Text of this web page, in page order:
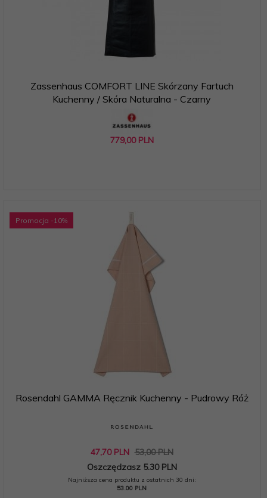
Zassenhaus COMFORT LINE Skórzany Fartuch
Kuchenny / Skóra Naturalna - Czarny
779,00 PLN
Promocja -10%
Rosendahl GAMMA Ręcznik Kuchenny - Pudrowy Róż
47,70 PLN 53,00 PLN
Oszczędzasz 5.30 PLN
Najniższa cena produktu z ostatnich 30 dni:
53.00 PLN